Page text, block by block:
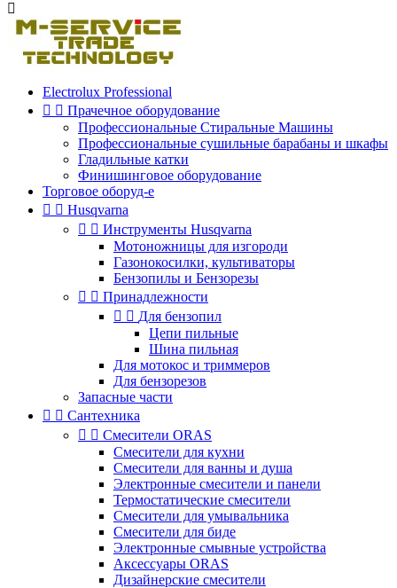

Electrolux Professional
  Прачечное оборудование
Профессиональные Стиральные Машины
Профессиональные сушильные барабаны и шкафы
Гладильные катки
Финишинговое оборудование
Торговое оборуд-е
  Husqvarna
  Инструменты Husqvarna
Мотоножницы для изгороди
Газонокосилки, культиваторы
Бензопилы и Бензорезы
  Принадлежности
  Для бензопил
Цепи пильные
Шина пильная
Для мотокос и триммеров
Для бензорезов
Запасные части
  Сантехника
  Смесители ORAS
Смесители для кухни
Смесители для ванны и душа
Электронные смесители и панели
Термостатические смесители
Смесители для умывальника
Смесители для биде
Электронные смывные устройства
Аксессуары ORAS
Дизайнерские смесители